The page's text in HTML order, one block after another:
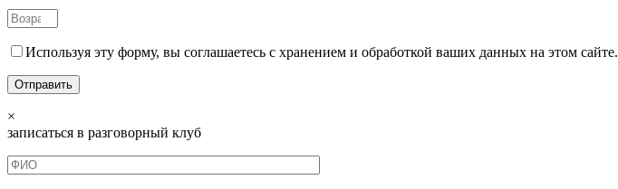
Используя эту форму, вы соглашаетесь с хранением и обработкой ваших данных на этом сайте.
×
записаться в разговорный клуб